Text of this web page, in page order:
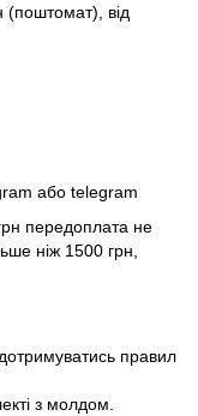
від
або telegram
передоплата не
ніж 1500 грн,
правил
з молдом.